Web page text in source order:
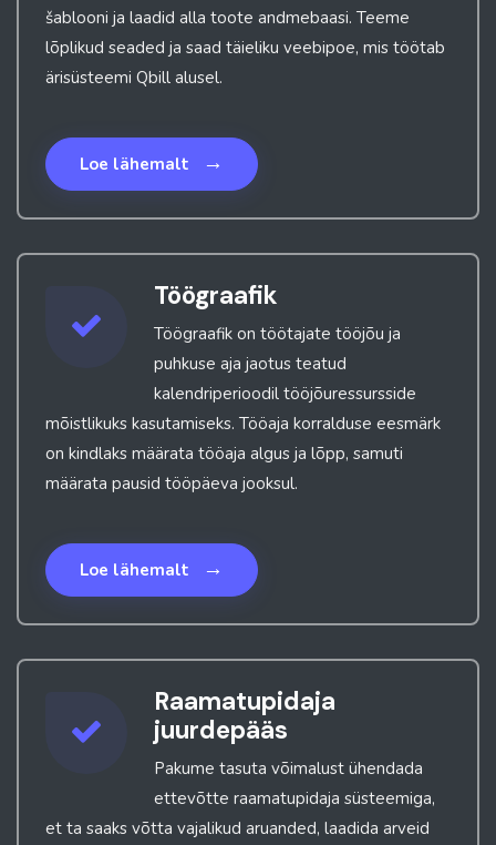
šablooni ja laadid alla toote andmebaasi. Teeme
lõplikud seaded ja saad täieliku veebipoe, mis töötab
ärisüsteemi Qbill alusel.
Loe lähemalt →
Töögraafik
Töögraafik on töötajate tööjõu ja
puhkuse aja jaotus teatud
kalendriperioodil tööjõuressursside
mõistlikuks kasutamiseks. Tööaja korralduse eesmärk
on kindlaks määrata tööaja algus ja lõpp, samuti
määrata pausid tööpäeva jooksul.
Loe lähemalt →
Raamatupidaja
juurdepääs
Pakume tasuta võimalust ühendada
ettevõtte raamatupidaja süsteemiga,
et ta saaks võtta vajalikud aruanded, laadida arveid